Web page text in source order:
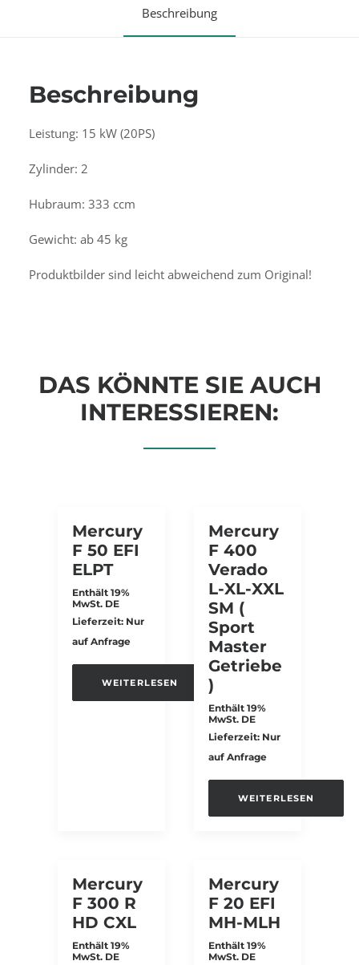
Beschreibung
Beschreibung
Leistung: 15 kW (20PS)
Zylinder: 2
Hubraum: 333 ccm
Gewicht: ab 45 kg
Produktbilder sind leicht abweichend zum Original!
DAS KÖNNTE SIE AUCH
INTERESSIEREN:
Mercury
F 50 EFI
ELPT
Enthält 19%
MwSt. DE
Lieferzeit: Nur
auf Anfrage
WEITERLESEN
Mercury
F 400
Verado
L-XL-XXL
SM (
Sport
Master
Getriebe
)
Enthält 19%
MwSt. DE
Lieferzeit: Nur
auf Anfrage
WEITERLESEN
Mercury
F 300 R
HD CXL
Enthält 19%
MwSt. DE
Mercury
F 20 EFI
MH-MLH
Enthält 19%
MwSt. DE